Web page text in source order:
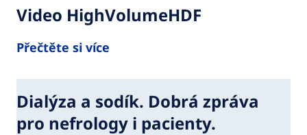
Video HighVolumeHDF
Přečtěte si více
Dialýza a sodík. Dobrá zpráva
pro nefrology i pacienty.